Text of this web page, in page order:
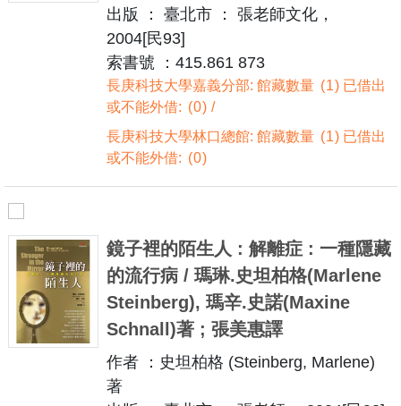
出版 ： 臺北市 ： 張老師文化，
2004[民93]
索書號 ：415.861 873
長庚科技大學嘉義分部: 館藏數量 1 已借出
或不能外借:
0
長庚科技大學林口總館: 館藏數量
1 已借出
或不能外借:
0
鏡子裡的陌生人 : 解離症 : 一種隱藏
的流行病 / 瑪琳.史坦柏格(Marlene
Steinberg), 瑪辛.史諾(Maxine
Schnall)著 ; 張美惠譯
作者 ：史坦柏格 (Steinberg, Marlene)
著